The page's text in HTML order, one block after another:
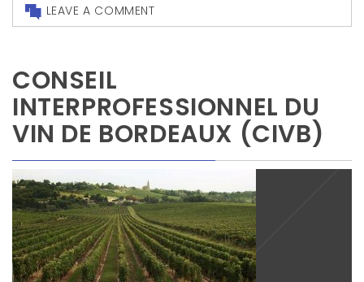
LEAVE A COMMENT
CONSEIL
INTERPROFESSIONNEL DU
VIN DE BORDEAUX (CIVB)